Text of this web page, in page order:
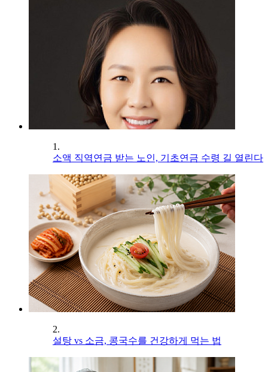
1.
소액 직역연금 받는 노인, 기초연금 수령 길 열린다
2.
설탕 vs 소금, 콩국수를 건강하게 먹는 법